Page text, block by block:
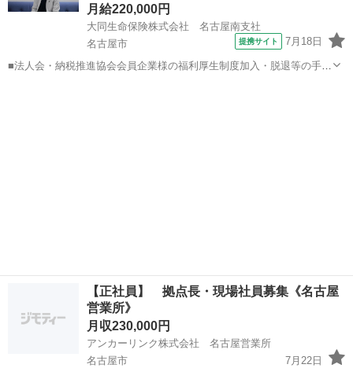
月給220,000円
大同生命保険株式会社 名古屋南支社
名古屋市
提携サイト 7月18日
■法人会・納税推進協会会員企業様の福利厚生制度加入・脱退等の手続
【正社員】 拠点長・現場社員募集《名古屋
営業所》
月収230,000円
アンカーリンク株式会社 名古屋営業所
名古屋市
7月22日